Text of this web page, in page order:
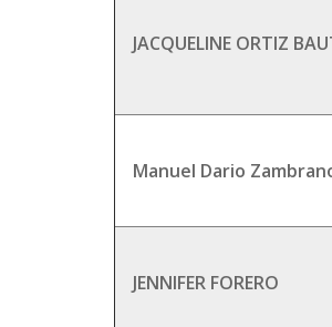
JACQUELINE ORTIZ
Manuel Dario
JENNIFER FORERO